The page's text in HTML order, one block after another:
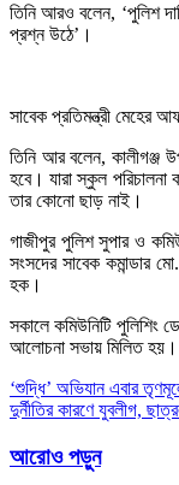
তিনি আরও বলেন, ‘পুলিশ
প্রশ্ন উঠে’।
সাবেক প্রতিমন্ত্রী মেহের
তিনি আর বলেন, কালীগঞ্জ
হবে। যারা স্কুল পরিচালনা
তার কোনো ছাড় নাই।
গাজীপুর পুলিশ সুপার ও
সংসদের সাবেক কমান্ডার
হক।
সকালে কমিউনিটি পুলিশিং
আলোচনা সভায় মিলিত হয়।
Post
navigation
‘শুদ্ধি’ অভিযান এবার
দুর্নীতির কারণে যুবলীগ,
আরোও পড়ুন